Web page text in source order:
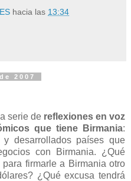
hacia las 13:34
2007
serie de reflexiones en voz
que tiene Birmania:
desarrollados países que
con Birmania. ¿Qué
firmarle a Birmania otro
¿Qué excusa tendrá